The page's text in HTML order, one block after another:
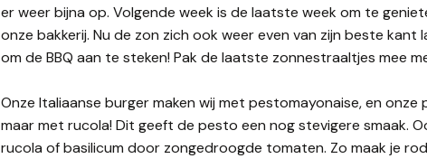
er weer bijna op. Volgende week is de laatste week om te
onze bakkerij. Nu de zon zich ook weer even van zijn beste
om de BBQ aan te steken! Pak de laatste zonnestraaltjes mee
Onze Italiaanse burger maken wij met pestomayonaise, en
maar met rucola! Dit geeft de pesto een nog stevigere smaak.
rucola of basilicum door zongedroogde tomaten. Zo maak je